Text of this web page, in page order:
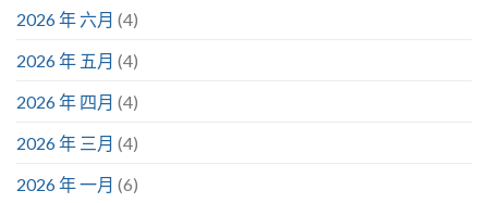
2026 年 六月 (4)
2026 年 五月 (4)
2026 年 四月 (4)
2026 年 三月 (4)
2026 年 一月 (6)